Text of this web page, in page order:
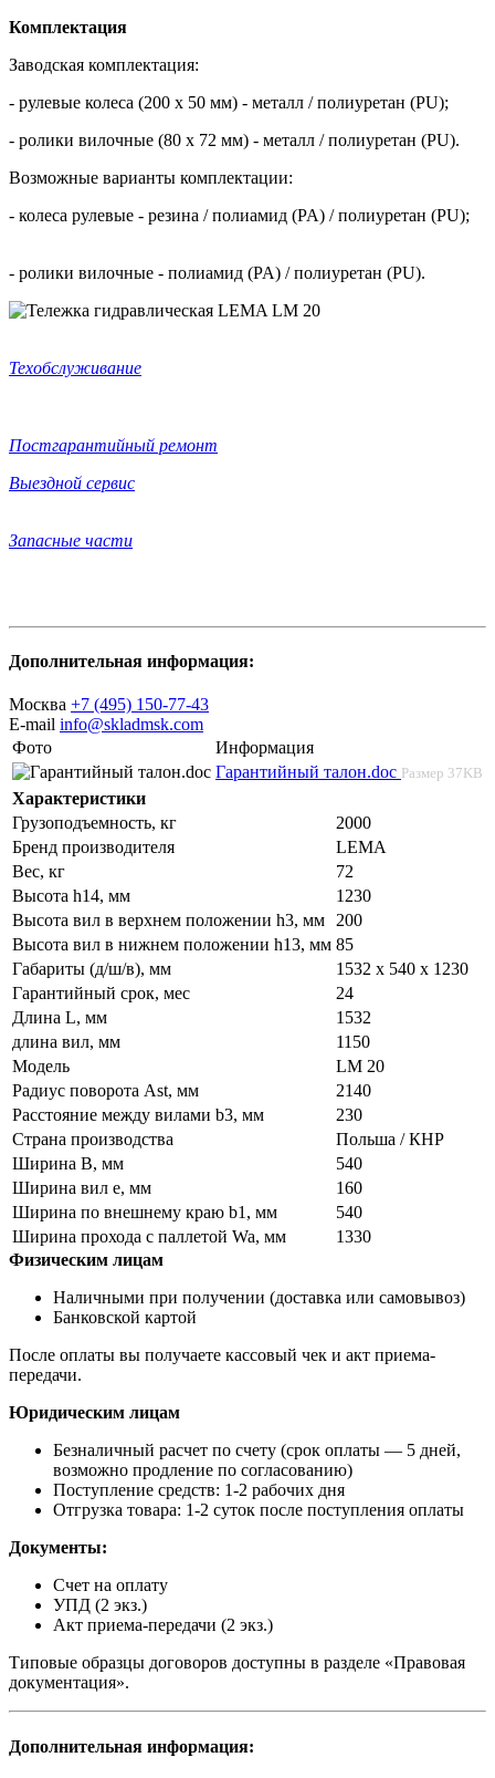
Комплектация
Заводская комплектация:
- рулевые колеса (200 х 50 мм) - металл / полиуретан (PU);
- ролики вилочные (80 х 72 мм) - металл / полиуретан (PU).
Возможные варианты комплектации:
- колеса рулевые - резина / полиамид (PA) / полиуретан (PU);
- ролики вилочные - полиамид (PA) / полиуретан (PU).
Техобслуживание
Постгарантийный ремонт
Выездной сервис
Запасные части
Дополнительная информация:
Москва +7 (495) 150-77-43
E-mail info@skladmsk.com
Фото
Информация
Гарантийный талон.doc Размер 37KB
Характеристики
Грузоподъемность, кг
2000
Бренд производителя
LEMA
Вес, кг
72
Высота h14, мм
1230
Высота вил в верхнем положении h3, мм 200
Высота вил в нижнем положении h13, мм 85
Габариты (д/ш/в), мм
1532 х 540 х 1230
Гарантийный срок, мес
24
Длина L, мм
1532
длина вил, мм
1150
Модель
LM 20
Радиус поворота Ast, мм
2140
Расстояние между вилами b3, мм
230
Страна производства
Польша / КНР
Ширина B, мм
540
Ширина вил е, мм
160
Ширина по внешнему краю b1, мм
540
Ширина прохода с паллетой Wa, мм
1330
Физическим лицам
Наличными при получении (доставка или самовывоз)
Банковской картой
После оплаты вы получаете кассовый чек и акт приема-
передачи.
Юридическим лицам
Безналичный расчет по счету (срок оплаты — 5 дней,
возможно продление по согласованию)
Поступление средств: 1-2 рабочих дня
Отгрузка товара: 1-2 суток после поступления оплаты
Документы:
Счет на оплату
УПД (2 экз.)
Акт приема-передачи (2 экз.)
Типовые образцы договоров доступны в разделе «Правовая
документация».
Дополнительная информация: